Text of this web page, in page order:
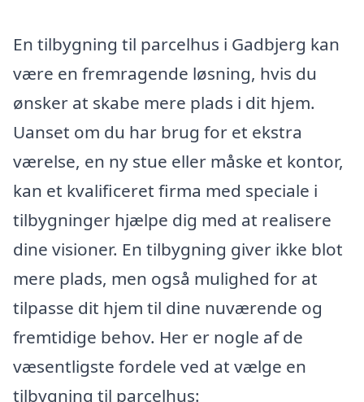
En tilbygning til parcelhus i Gadbjerg kan
være en fremragende løsning, hvis du
ønsker at skabe mere plads i dit hjem.
Uanset om du har brug for et ekstra
værelse, en ny stue eller måske et kontor,
kan et kvalificeret firma med speciale i
tilbygninger hjælpe dig med at realisere
dine visioner. En tilbygning giver ikke blot
mere plads, men også mulighed for at
tilpasse dit hjem til dine nuværende og
fremtidige behov. Her er nogle af de
væsentligste fordele ved at vælge en
tilbygning til parcelhus: